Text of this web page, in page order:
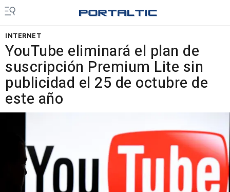
INTERNET
YouTube eliminará el plan de
suscripción Premium Lite sin
publicidad el 25 de octubre de
este año